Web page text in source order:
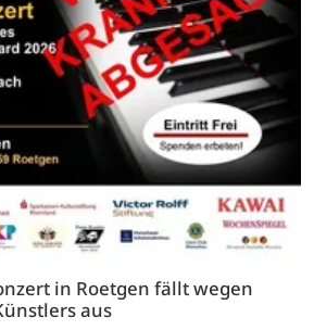
in Roetgen fällt wegen
aus